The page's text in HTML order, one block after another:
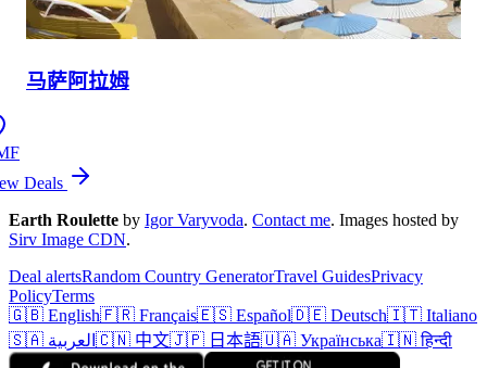
马萨阿拉姆
Deals
Earth Roulette by Igor Varyvoda. Contact me. Images hosted by
Sirv Image CDN.
Deal alertsRandom Country GeneratorTravel GuidesPrivacy
PolicyTerms
🇬🇧 English🇫🇷 Français🇪🇸 Español🇩🇪 Deutsch🇮🇹 Italiano
🇸🇦 العربية 🇨🇳 中文🇯🇵 日本語🇺🇦 Українська🇮🇳 हिन्दी